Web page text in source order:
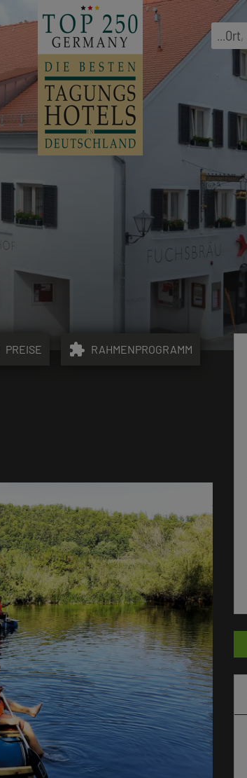
...Ort,
PREISE extension RAHMENPROGRAMM